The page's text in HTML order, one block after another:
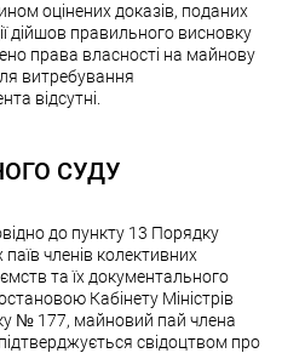
оцінених доказів, поданих
дійшов правильного висновку
права власності на майнову
витребування
відсутні.
СУДУ
до пункту 13 Порядку
членів колективних
та їх документального
Кабінету Міністрів
№ 177, майновий пай члена
свідоцтвом про